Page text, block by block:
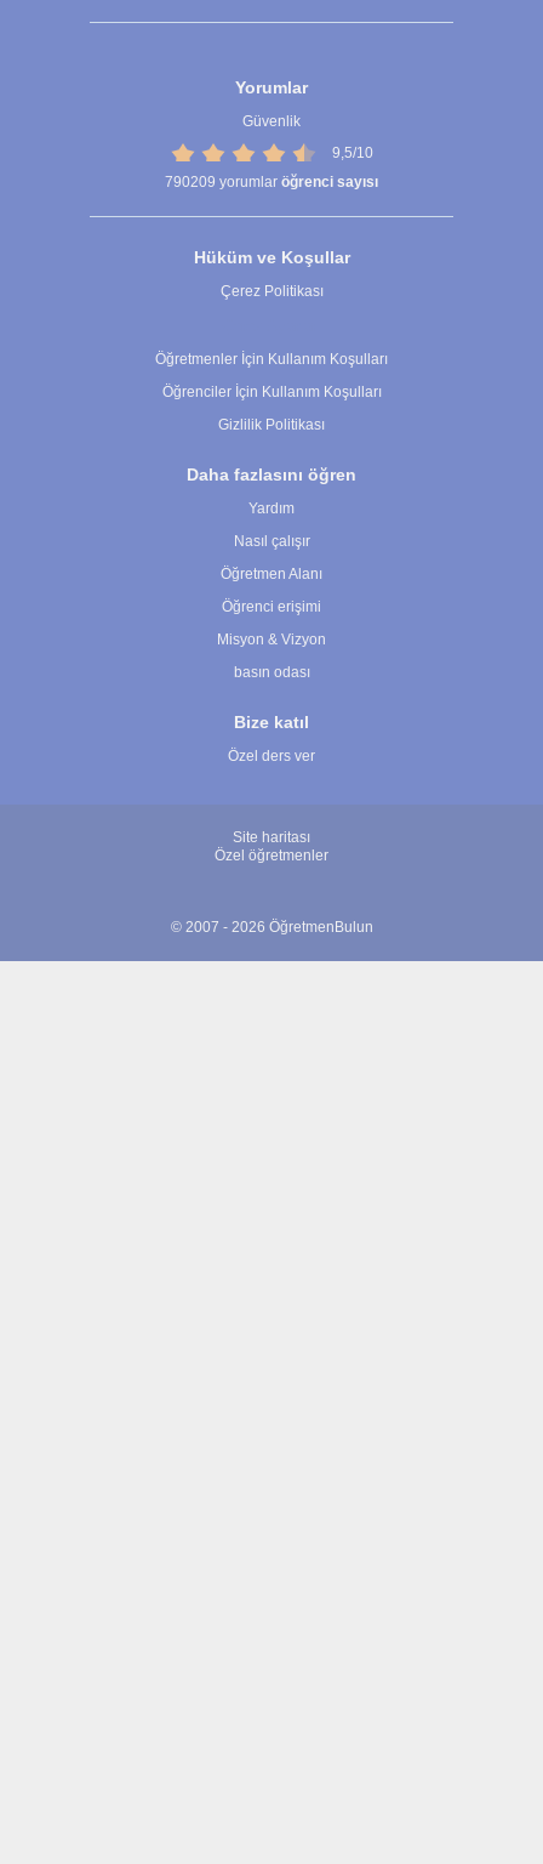
Yorumlar
Güvenlik
9,5/10
790209 yorumlar öğrenci sayısı
Hüküm ve Koşullar
Çerez Politikası
Öğretmenler İçin Kullanım Koşulları
Öğrenciler İçin Kullanım Koşulları
Gizlilik Politikası
Daha fazlasını öğren
Yardım
Nasıl çalışır
Öğretmen Alanı
Öğrenci erişimi
Misyon & Vizyon
basın odası
Bize katıl
Özel ders ver
Site haritası
Özel öğretmenler
© 2007 - 2026 ÖğretmenBulun